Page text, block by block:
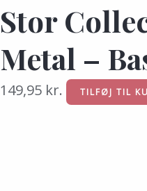
Stor
Metal –
149,95 kr. TILFØJ TIL